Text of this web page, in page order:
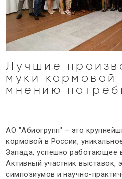
Лучшие
муки
кормовой
мнению
АО "Абиогрупп" – это
кормовой в России,
Запада, успешно работающее
Активный участник выставок,
симпозиумов и научно-